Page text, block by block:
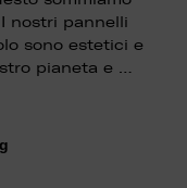
I nostri pannelli
sono estetici e
pianeta e …